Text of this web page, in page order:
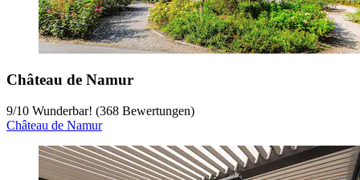
Château de Namur
9/10 Wunderbar! (368 Bewertungen)
Château de Namur